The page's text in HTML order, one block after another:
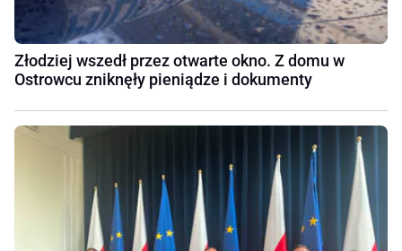
Złodziej wszedł przez otwarte okno. Z domu w
Ostrowcu zniknęły pieniądze i dokumenty